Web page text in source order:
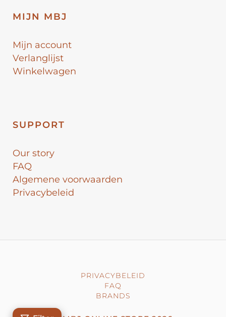
MIJN MBJ
Mijn account
Verlanglijst
Winkelwagen
SUPPORT
Our story
FAQ
Algemene voorwaarden
Privacybeleid
PRIVACYBELEID
FAQ
BRANDS